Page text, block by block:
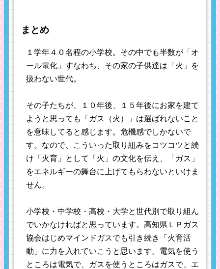
まとめ
１学年４０名程の小学校。その中でも半数が「オ
ール電化」すなわち、その家の子供達は「火」を
扱わない世代。
その子たちが、１０年後、１５年後にお家を建て
ようと思っても「ガス（火）」は選ばれないこと
を意味してると感じます。危機感でしかないで
す。なので、こういった取り組みをコツコツと続
け「火育」として「火」の文化を伝え、「ガス」
をエネルギーの舞台に上げてもらわないといけま
せん。
小学校・中学校・高校・大学と世代別で取り組ん
でいかなければと思っています。高知県ＬＰガス
協会はじめマインドガスでも引き続き「火育活
動」に力を入れていこうと思います。電気を使う
ところは電気で、ガスを使うところはガスで、エ